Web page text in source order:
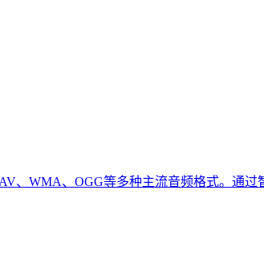
、WMA、OGG等多种主流音频格式。通